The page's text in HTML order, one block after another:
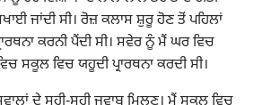
ਜਾਂਦੀ ਸੀ। ਰੋਜ਼ ਕਲਾਸ ਸ਼ੁਰੂ ਹੋਣ ਤੋਂ ਪਹਿਲਾਂ
ਕਰਨੀ ਪੈਂਦੀ ਸੀ। ਸਵੇਰ ਨੂੰ ਮੈਂ ਘਰ ਵਿਚ
ਸਕੂਲ ਵਿਚ ਯਹੂਦੀ ਪ੍ਰਾਰਥਨਾ ਕਰਦੀ ਸੀ।